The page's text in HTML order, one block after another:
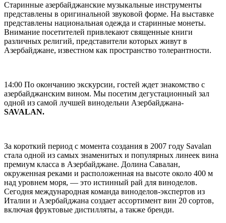
Старинные азербайджанские музыкальные инструменты
представлены в оригинальной звуковой форме. На выставке
представлены национальная одежда и старинные монеты.
Внимание посетителей привлекают священные книги
различных религий, представители которых живут в
Азербайджане, известном как пространство толерантности.
14:00 По окончанию экскурсии, гостей ждет знакомство с
азербайджанским вином. Мы посетим дегустационный зал
одной из самой лучшей винодельни Азербайджана-
SAVALAN.
За короткий период с момента создания в 2007 году Savalan
стала одной из самых знаменитых и популярных линеек вина
премиум класса в Азербайджане. Долина Савалан,
окруженная реками и расположенная на высоте около 400 м
над уровнем моря, — это истинный рай для виноделов.
Сегодня международная команда виноделов-экспертов из
Италии и Азербайджана создает ассортимент вин 20 сортов,
включая фруктовые дистилляты, а также бренди.